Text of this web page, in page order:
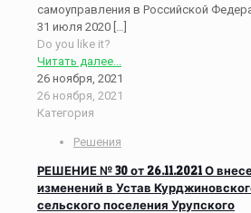
самоуправления в Российской
31 июля 2020
Do you like it?
Читать далее...
26 ноября, 2021
26 ноября, 2021
Категория
Решения
РЕШЕНИЕ № 30 от 26.11.2021 О
изменений в Устав
сельского поселения Урупского